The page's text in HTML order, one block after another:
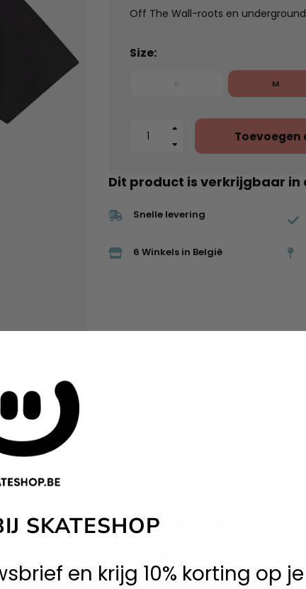
Off The Wall-roots en
Size:
M
Toevoegen
Dit product is verkrijgbaar in
Snelle levering
6 Winkels in België
SKATESHOP
en krijg 10% korting op je